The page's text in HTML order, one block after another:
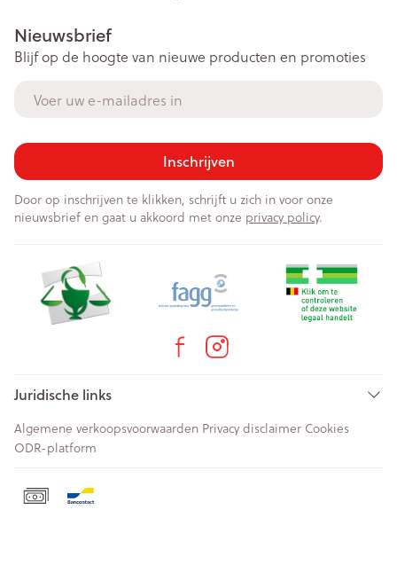
Nieuwsbrief
Blijf op de hoogte van nieuwe producten en promoties
Inschrijven
Door op inschrijven te klikken, schrijft u zich in voor onze
nieuwsbrief en gaat u akkoord met onze privacy policy.
Juridische links
Algemene verkoopsvoorwaarden Privacy disclaimer Cookies
ODR-platform